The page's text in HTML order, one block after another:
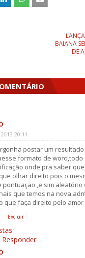
BAIANA
DE
20:11
postar um
formato de
onde pra saber
olhar direito pois o
pontuação ,e sim aleatório
que temos na nova
que faça direito pelo amor
Excluir
Responder